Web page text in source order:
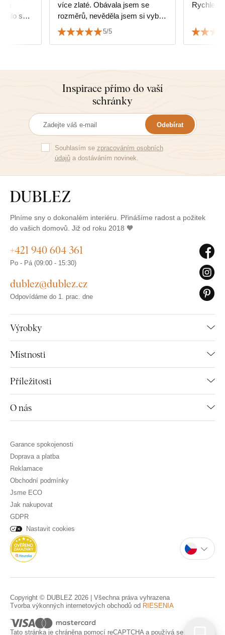
se
více zlaté. Obávala jsem se
rozměrů, nevěděla jsem si vybrat
jakou velikost obrazu, ale
dokonale pasuje a ladí k nábytku.
5/5
Rychle
Inspirace přímo do vaší
schránky
Odebírat
Souhlasím se zpracováním osobních
údajůa dostáváním novinek.
Plníme sny o dokonalém interiéru. Přinášíme radost a požitek
do vašich domovů. Již od roku 2018 🧡
Výrobky
Místnosti
Příležitosti
O nás
+421 940 604 361
Po - Pá (09:00 - 15:30)
dublez@dublez.cz
Odpovídáme do 1. prac. dne
Garance spokojenosti
Doprava a platba
Reklamace
Obchodní podmínky
Jsme ECO
Jak nakupovat
GDPR
Nastavit cookies
Copyright © DUBLEZ 2026 | Všechna práva vyhrazena
Tvorba výkonných internetových obchodů od RIESENIA
Tato stránka je chráněna pomocí reCAPTCHA a používá se